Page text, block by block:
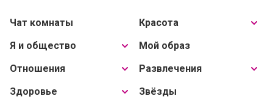
Чат комнаты
Я и общество
Отношения
Здоровье
Красота
Мой образ
Развлечения
Звёзды